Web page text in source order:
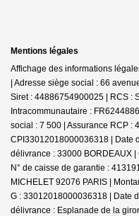
Mentions légales
Affichage des informations
| Adresse siège social : 66
Siret : 44886754900025 | RCS :
Intracommunautaire :
social : 7 500 | Assurance RCP :
CPI33012018000036318 | Date
délivrance : 33000 BORDEAUX
N° de caisse de garantie :
MICHELET 92076 PARIS |
G : 33012018000036318 | Date
délivrance : Esplanade de la